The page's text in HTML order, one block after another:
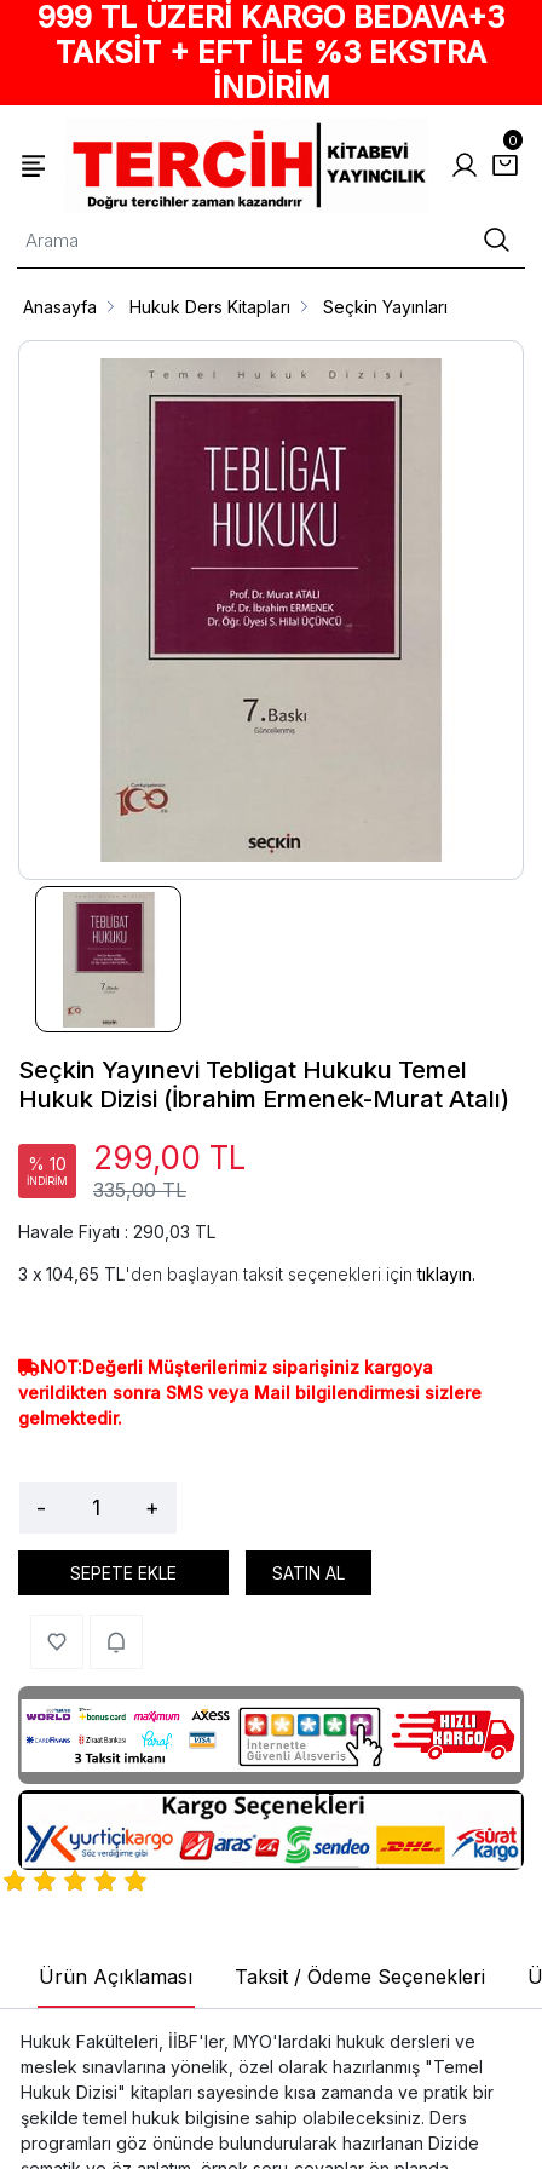
999 TL ÜZERİ KARGO BEDAVA+3
TAKSİT + EFT İLE %3 EKSTRA
İNDİRİM
0
Anasayfa Hukuk Ders Kitapları Seçkin Yayınları
Seçkin Yayınevi Tebligat Hukuku Temel
Hukuk Dizisi (İbrahim Ermenek-Murat Atalı)
% 10
İNDİRİM 335,00 TL
299,00 TL
Havale Fiyatı : 290,03 TL
104,65 TL'den başlayan taksit seçenekleri içintıklayın.
NOT:Değerli Müşterilerimiz siparişiniz kargoya
verildikten sonra SMS veya Mail bilgilendirmesi sizlere
gelmektedir.
- +
SEPETE EKLE SATIN AL
Ürün Açıklaması Taksit / Ödeme Seçenekleri
Hukuk Fakülteleri, İİBF'ler, MYO'lardaki hukuk dersleri ve
meslek sınavlarına yönelik, özel olarak hazırlanmış "Temel
Hukuk Dizisi" kitapları sayesinde kısa zamanda ve pratik bir
şekilde temel hukuk bilgisine sahip olabileceksiniz. Ders
programları göz önünde bulundurularak hazırlanan Dizide